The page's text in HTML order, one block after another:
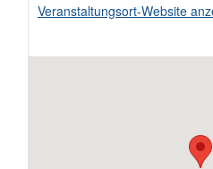
Veranstaltungsort-Website